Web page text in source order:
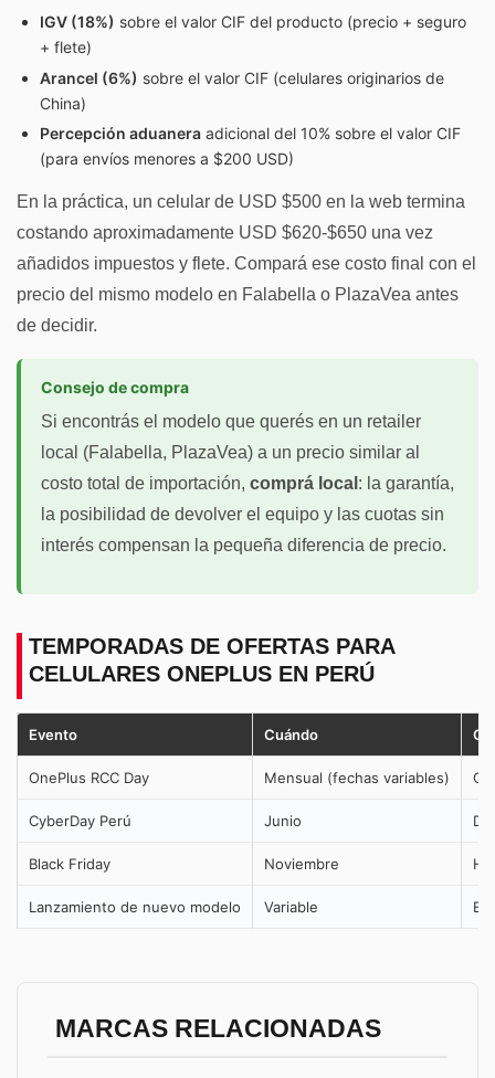
IGV (18%) sobre el valor CIF del producto (precio + seguro
+ flete)
Arancel (6%) sobre el valor CIF (celulares originarios de
China)
Percepción aduanera adicional del 10% sobre el valor CIF
(para envíos menores a $200 USD)
En la práctica, un celular de USD $500 en la web termina
costando aproximadamente USD $620-$650 una vez
añadidos impuestos y flete. Compará ese costo final con el
precio del mismo modelo en Falabella o PlazaVea antes
de decidir.
Consejo de compra
Si encontrás el modelo que querés en un retailer
local (Falabella, PlazaVea) a un precio similar al
costo total de importación, comprá local : la garantía,
la posibilidad de devolver el equipo y las cuotas sin
interés compensan la pequeña diferencia de precio.
TEMPORADAS DE OFERTAS PARA
CELULARES ONEPLUS EN PERÚ
Evento Cuándo
OnePlus RCC Day Mensual (fechas variables)
CyberDay Perú Junio
Black Friday Noviembre
Lanzamiento de nuevo modelo Variable El
MARCAS RELACIONADAS